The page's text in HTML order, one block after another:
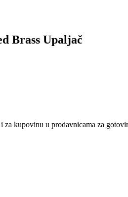
Brass Upaljač
kupovinu u prodavnicama za